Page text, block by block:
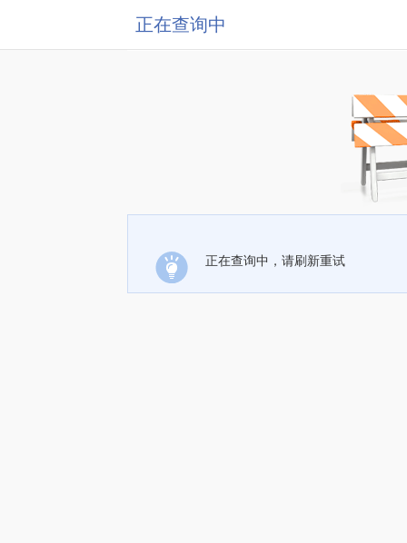
正在查询中
正在查询中，请刷新重试